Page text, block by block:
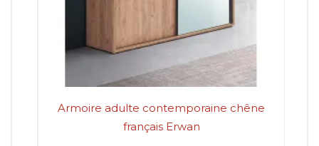
Armoire adulte contemporaine chêne
français Erwan